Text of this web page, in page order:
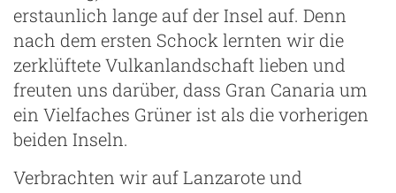
erstaunlich lange auf der Insel auf. Denn
nach dem ersten Schock lernten wir die
zerklüftete Vulkanlandschaft lieben und
freuten uns darüber, dass Gran Canaria um
ein Vielfaches Grüner ist als die vorherigen
beiden Inseln.
Verbrachten wir auf Lanzarote und